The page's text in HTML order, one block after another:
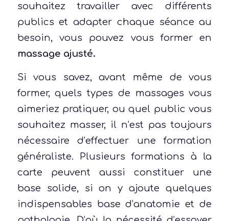
souhaitez travailler avec différents
publics et adapter chaque séance au
besoin, vous pouvez vous former en
massage ajusté.
Si vous savez, avant même de vous
former, quels types de massages vous
aimeriez pratiquer, ou quel public vous
souhaitez masser, il n’est pas toujours
nécessaire d’effectuer une formation
généraliste. Plusieurs formations à la
carte peuvent aussi constituer une
base solide, si on y ajoute quelques
indispensables base d’anatomie et de